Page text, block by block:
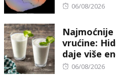
Posted
06/08/2026
Najmoćnije
vrućine:
daje više
Posted
06/08/2026